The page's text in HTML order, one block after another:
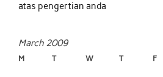
atas pengertian anda
March 2009
M T W T F